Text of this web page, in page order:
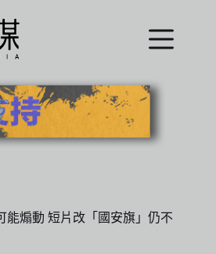
能煽動 短片改「國安旗」仍不